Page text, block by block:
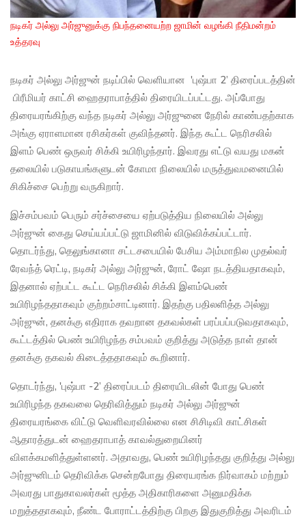
நடிகர் அல்லு அர்ஜுனுக்கு நிபந்தனையற்ற ஜாமின் வழங்கி நீதிமன்றம்
உத்தரவு
நடிகர் அல்லு அர்ஜுன் நடிப்பில் வெளியான 'புஷ்பா 2’ திரைப்படத்தின்
பிரீமியர் காட்சி ஹைதராபாத்தில் திரையிடப்பட்டது. அப்போது
திரையரங்கிற்கு வந்த நடிகர் அல்லு அர்ஜுனை நேரில் காண்பதற்காக
அங்கு ஏராளமான ரசிகர்கள் குவிந்தனர். இந்த கூட்ட நெரிசலில்
இளம் பெண் ஒருவர் சிக்கி உயிரிழந்தார். இவரது எட்டு வயது மகன்
தலையில் படுகாயங்களுடன் கோமா நிலையில் மருத்துவமனையில்
சிகிச்சை பெற்று வருகிறார்.
இச்சம்பவம் பெரும் சர்ச்சையை ஏற்படுத்திய நிலையில் அல்லு
அர்ஜுன் கைது செய்யப்பட்டு ஜாமினில் விடுவிக்கப்பட்டார்.
தொடர்ந்து, தெலுங்கானா சட்டசபையில் பேசிய அம்மாநில முதல்வர்
ரேவந்த் ரெட்டி, நடிகர் அல்லு அர்ஜுன், ரோட் ஷோ நடத்தியதாகவும்,
இதனால் ஏற்பட்ட கூட்ட நெரிசலில் சிக்கி இளம்பெண்
உயிரிழந்ததாகவும் குற்றம்சாட்டினார். இதற்கு பதிலளித்த அல்லு
அர்ஜுன், தனக்கு எதிராக தவறான தகவல்கள் பரப்பப்படுவதாகவும்,
கூட்டத்தில் பெண் உயிரிழந்த சம்பவம் குறித்து அடுத்த நாள் தான்
தனக்கு தகவல் கிடைத்ததாகவும் கூறினார்.
தொடர்ந்து, 'புஷ்பா -2’ திரைப்படம் திரையிடலின் போது பெண்
உயிரிழந்த தகவலை தெரிவித்தும் நடிகர் அல்லு அர்ஜுன்
திரையரங்கை விட்டு வெளிவரவில்லை என சிசிடிவி காட்சிகள்
ஆதாரத்துடன் ஹைதராபாத் காவல்துறையினர்
விளக்கமளித்துள்ளனர். அதாவது, பெண் உயிரிழந்தது குறித்து அல்லு
அர்ஜுனிடம் தெரிவிக்க சென்றபோது திரையரங்க நிர்வாகம் மற்றும்
அவரது பாதுகாவலர்கள் மூத்த அதிகாரிகளை அனுமதிக்க
மறுத்ததாகவும், நீண்ட போராட்டத்திற்கு பிறகு இதுகுறித்து அவரிடம்